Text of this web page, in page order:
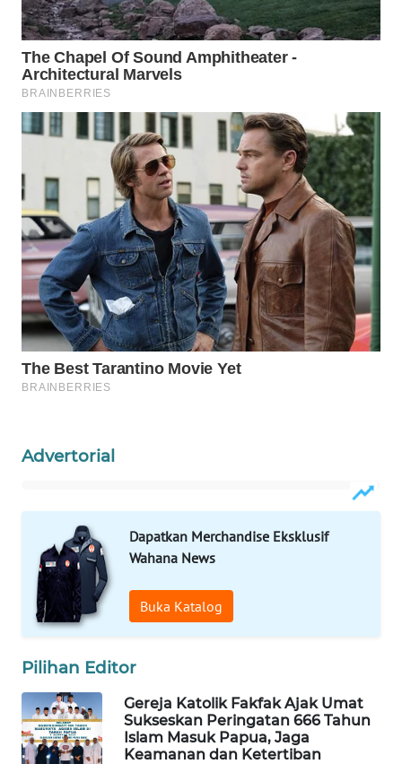
Advertorial
Dapatkan Merchandise Eksklusif
Wahana News
Buka Katalog
Pilihan Editor
Gereja Katolik Fakfak Ajak Umat
Sukseskan Peringatan 666 Tahun
Islam Masuk Papua, Jaga
Keamanan dan Ketertiban
PERSONA
WAHANA
OTOMOTIF
WAHANA
HEALTH
WAHANA
DESA
WISATA
LAPAK
WAHANA
Wahana
Network
WALINKI
ID
MAWAKA
ID
MARTABAT
PLN
WATCH